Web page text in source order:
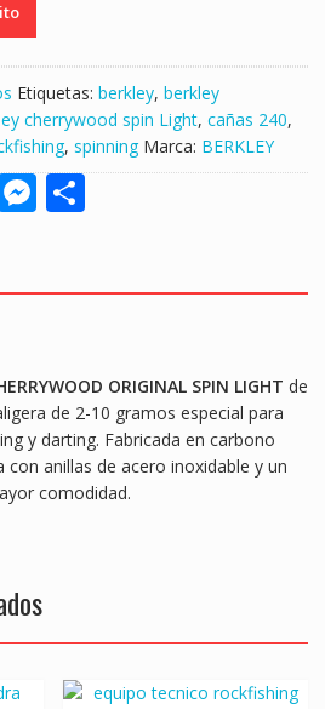
Etiquetas: berkley, berkley
cherrywood spin Light, cañas 240,
, spinning Marca: BERKLEY
M
e
g
er
S
e
ORIGINAL SPIN LIGHT de
de 2-10 gramos especial para
y darting. Fabricada en carbono
anillas de acero inoxidable y un
comodidad.